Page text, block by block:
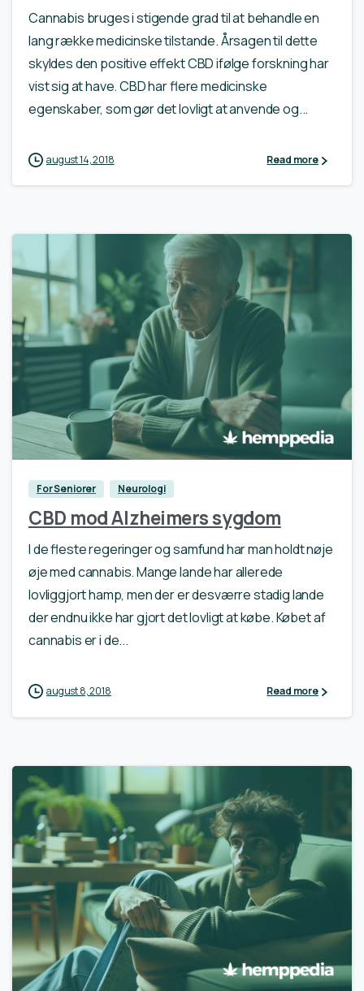
Cannabis bruges i stigende grad til at behandle en
lang række medicinske tilstande. Årsagen til dette
skyldes den positive effekt CBD ifølge forskning har
vist sig at have. CBD har flere medicinske
egenskaber, som gør det lovligt at anvende og...
august 14, 2018 Read more
0
For Seniorer Neurologi
CBD mod Alzheimers sygdom
I de fleste regeringer og samfund har man holdt nøje
øje med cannabis. Mange lande har allerede
lovliggjort hamp, men der er desværre stadig lande
der endnu ikke har gjort det lovligt at købe. Købet af
cannabis er i de...
august 8, 2018 Read more
0